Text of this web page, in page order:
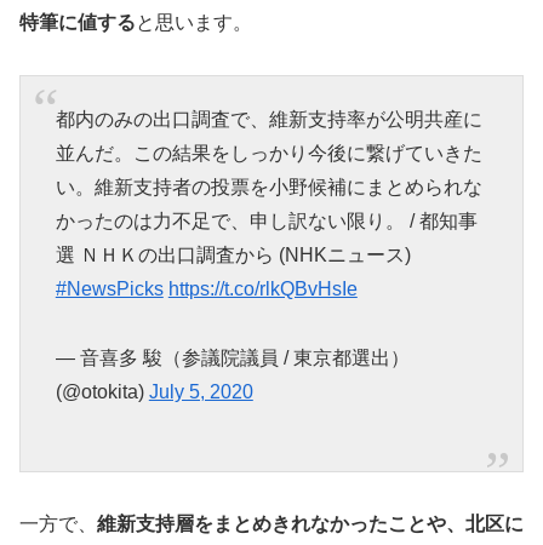
特筆に値すると思います。
都内のみの出口調査で、維新支持率が公明共産に
並んだ。この結果をしっかり今後に繋げていきた
い。維新支持者の投票を小野候補にまとめられな
かったのは力不足で、申し訳ない限り。 / 都知事
選 ＮＨＫの出口調査から (NHKニュース)
#NewsPicks https://t.co/rlkQBvHsIe
— 音喜多 駿（参議院議員 / 東京都選出）
(@otokita) July 5, 2020
一方で、 維新支持層をまとめきれなかったことや、北区に